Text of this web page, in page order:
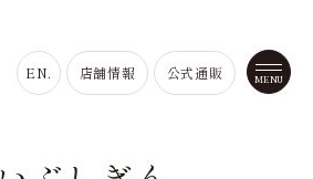
EN. 店舗情報 公式通販